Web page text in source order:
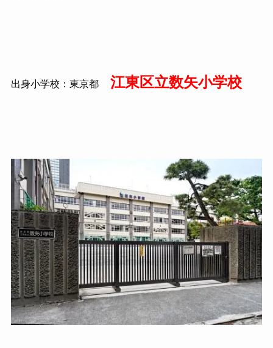
出身小学校：東京都 江東区立数矢小学校